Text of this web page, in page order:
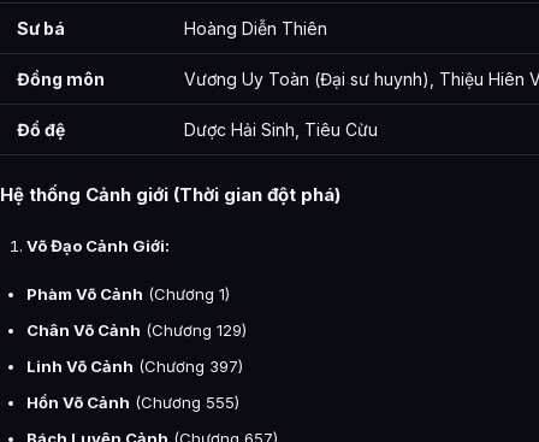
Sư bá Hoàng Diễn Thiên
Đồng môn Vương Uy Toàn (Đại sư huynh), Thiệu Hiên
Đồ đệ Dược Hải Sinh, Tiêu Cừu
Hệ thống Cảnh giới (Thời gian đột phá)
Võ Đạo Cảnh Giới:
Phàm Võ Cảnh (Chương 1)
Chân Võ Cảnh (Chương 129)
Linh Võ Cảnh (Chương 397)
Hồn Võ Cảnh (Chương 555)